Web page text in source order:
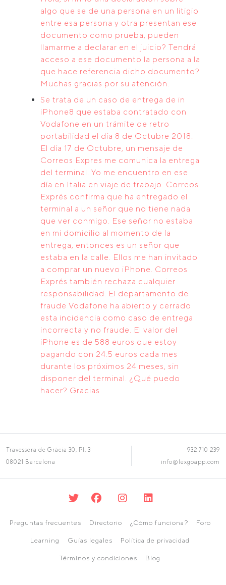
algo que se de una persona en un litigio
entre esa persona y otra presentan ese
documento como prueba, pueden
llamarme a declarar en el juicio? Tendrá
acceso a ese documento la persona a la
que hace referencia dicho documento?
Muchas gracias por su atención.
Se trata de un caso de entrega de in
iPhone8 que estaba contratado con
Vodafone en un trámite de retro
portabilidad el día 8 de Octubre 2018.
El día 17 de Octubre, un mensaje de
Correos Expres me comunica la entrega
del terminal. Yo me encuentro en ese
día en Italia en viaje de trabajo. Correos
Exprés confirma que ha entregado el
terminal a un señor que no tiene nada
que ver conmigo. Ese señor no estaba
en mi domicilio al momento de la
entrega, entonces es un señor que
estaba en la calle. Ellos me han invitado
a comprar un nuevo iPhone. Correos
Exprés también rechaza cualquier
responsabilidad. El departamento de
fraude Vodafone ha abierto y cerrado
esta incidencia como caso de entrega
incorrecta y no fraude. El valor del
iPhone es de 588 euros que estoy
pagando con 24.5 euros cada mes
durante los próximos 24 meses, sin
disponer del terminal. ¿Qué puedo
hacer? Gracias
Travessera de Gràcia 30, Pl. 3
08021 Barcelona
932 710 239
info@lexgoapp.com
Preguntas frecuentes Directorio ¿Cómo funciona? Foro
Learning Guías legales Política de privacidad
Términos y condiciones Blog